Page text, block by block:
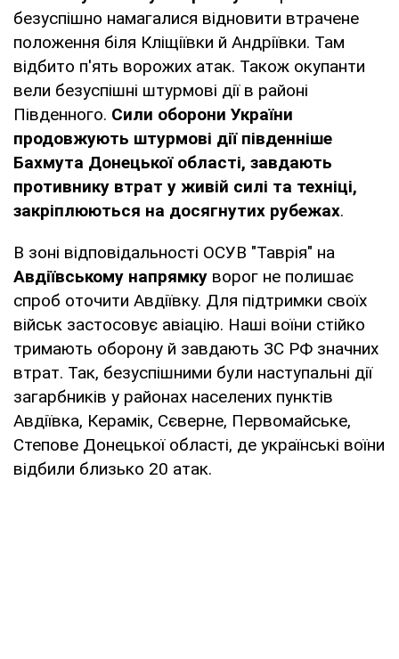
безуспішно намагалися відновити втрачене
положення біля Кліщіївки й Андріївки. Там
відбито п'ять ворожих атак. Також окупанти
вели безуспішні штурмові дії в районі
Південного. Сили оборони України
продовжують штурмові дії південніше
Бахмута Донецької області, завдають
противнику втрат у живій силі та техніці,
закріплюються на досягнутих рубежах.
В зоні відповідальності ОСУВ "Таврія" на
Авдіївському напрямку ворог не полишає
спроб оточити Авдіївку. Для підтримки своїх
військ застосовує авіацію. Наші воїни стійко
тримають оборону й завдають ЗС РФ значних
втрат. Так, безуспішними були наступальні дії
загарбників у районах населених пунктів
Авдіївка, Керамік, Сєверне, Первомайське,
Степове Донецької області, де українські воїни
відбили близько 20 атак.